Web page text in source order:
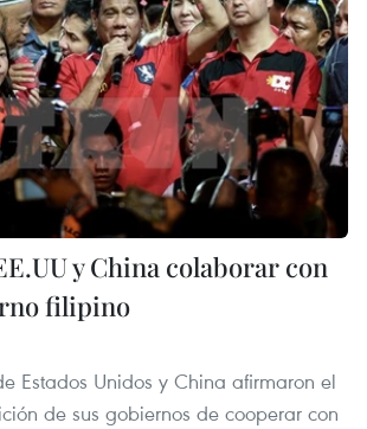
y China colaborar con
filipino
Estados Unidos y China afirmaron el
de sus gobiernos de cooperar con